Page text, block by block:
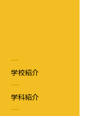
学校紹介
学科紹介